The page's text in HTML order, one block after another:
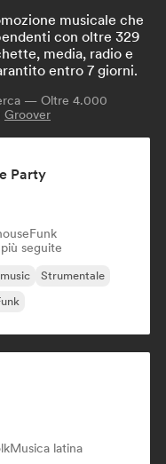
musicale che
con oltre 329
media, radio e
entro 7 giorni.
— Oltre 4.000
Groover
Party
Funk
seguite
Strumentale
Musica latina